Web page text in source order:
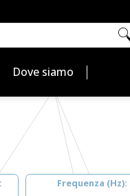
Dove siamo
Frequenza (Hz)